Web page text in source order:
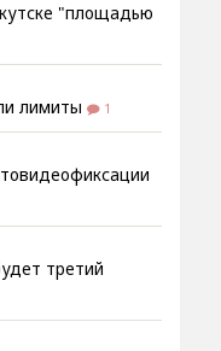
"площадью
лимиты 1
третий